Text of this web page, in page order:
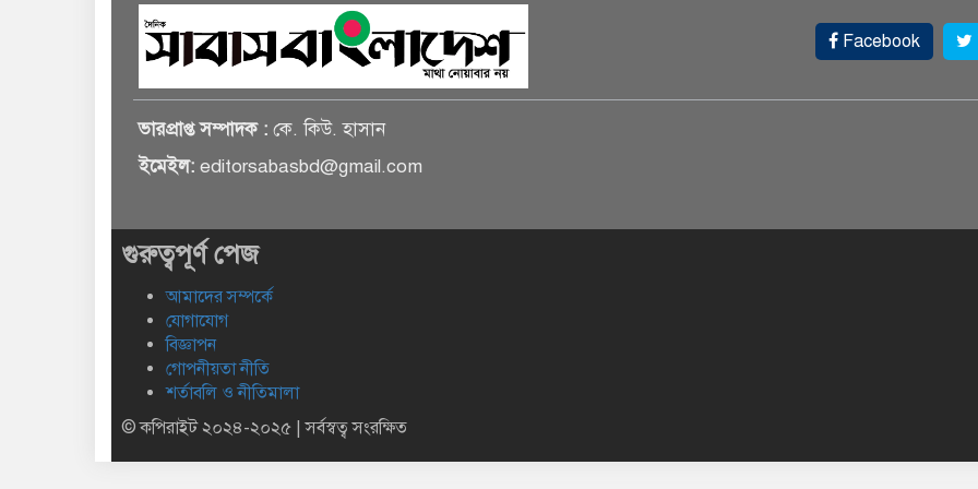
Facebook
ভারপ্রাপ্ত সম্পাদক : কে. কিউ. হাসান
ইমেইল: editorsabasbd@gmail.com
গুরুত্বপূর্ণ পেজ
আমাদের সম্পর্কে
যোগাযোগ
বিজ্ঞাপন
গোপনীয়তা নীতি
শর্তাবলি ও নীতিমালা
© কপিরাইট ২০২৪-২০২৫ | সর্বস্বত্ব সংরক্ষিত